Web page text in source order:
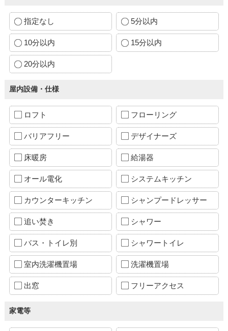
指定なし 5分以内
10分以内 15分以内
20分以内
屋内設備・仕様
ロフト フローリング
バリアフリー デザイナーズ
床暖房 給湯器
オール電化 システムキッチン
カウンターキッチン シャンプードレッサー
追い焚き シャワー
バス・トイレ別 シャワートイレ
室内洗濯機置場 洗濯機置場
出窓 フリーアクセス
家電等